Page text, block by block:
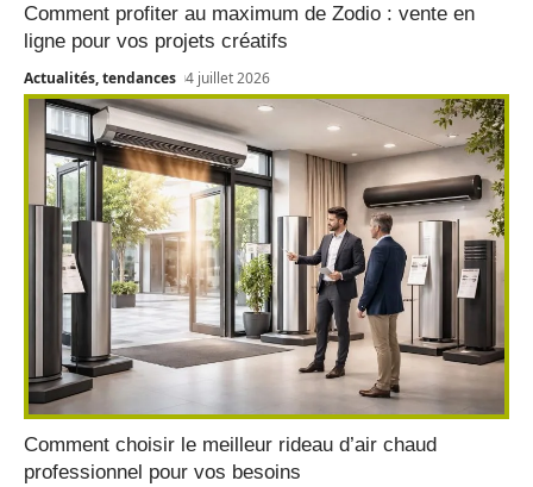
Comment profiter au maximum de Zodio : vente en
ligne pour vos projets créatifs
Actualités, tendances 4 juillet 2026
Comment choisir le meilleur rideau d’air chaud
professionnel pour vos besoins